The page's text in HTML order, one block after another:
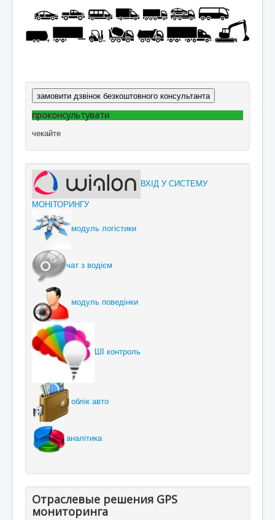
замовити дзвінок безкоштовного консультанта
проконсультувати
чекайте
ВХІД У СИСТЕМУ
МОНІТОРИНГУ
модуль логістики
чат з водієм
модуль поведінки
ШІ контроль
облік авто
аналітика
Отраслевые решения GPS
мониторинга